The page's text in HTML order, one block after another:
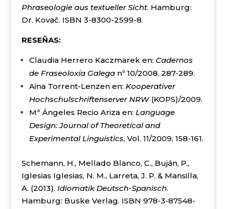
Phraseologie aus textueller Sicht. Hamburg:
Dr. Kovač. ISBN 3-8300-2599-8.
RESEÑAS:
Claudia Herrero Kaczmarek en: Cadernos
de Fraseoloxía Galeganº 10/2008, 287-289.
Aina Torrent-Lenzen en: Kooperativer
Hochschulschriftenserver NRW(KOPS)/2009.
Mª Ángeles Recio Ariza en: Language
Design: Journal of Theoretical and
Experimental Linguistics, Vol. 11/2009, 158-161.
Schemann, H., Mellado Blanco, C., Buján, P.,
Iglesias Iglesias, N. M., Larreta, J. P. & Mansilla,
A. (2013). Idiomatik Deutsch-Spanisch.
Hamburg: Buske Verlag. ISBN 978-3-87548-